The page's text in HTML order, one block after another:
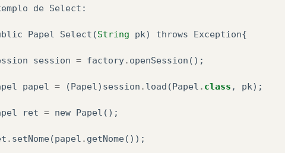
de Select :
Papel Select (String pk) throws Exception{
session = factory. openSession ();
papel = (Papel ) session . load (Papel . class , pk);
ret = new Papel ();
. setNome(papel . getNome());